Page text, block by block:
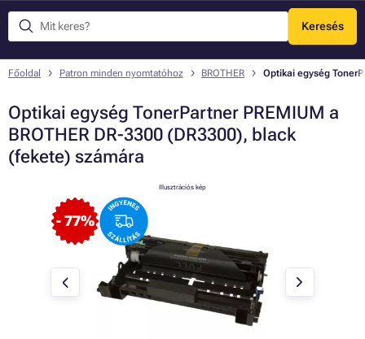
Keresés
Menü
Főoldal Patron minden nyomtatóhoz BROTHER Optikai egység
Optikai egység TonerPartner PREMIUM a
BROTHER DR-3300 (DR3300), black
(fekete) számára
- 77%
Illusztrációs kép